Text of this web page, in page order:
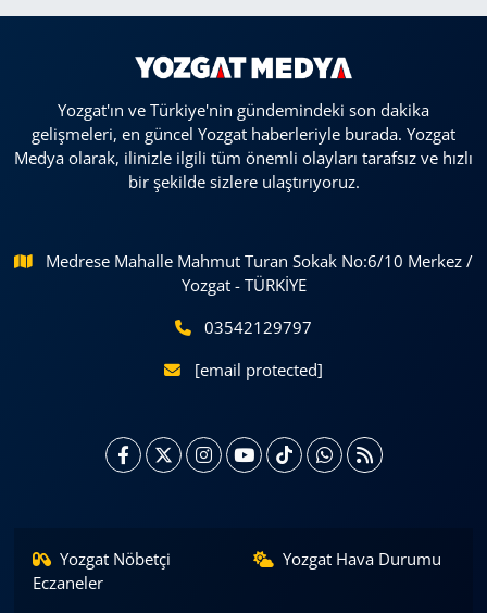
Yozgat'ın ve Türkiye'nin gündemindeki son dakika
gelişmeleri, en güncel Yozgat haberleriyle burada. Yozgat
Medya olarak, ilinizle ilgili tüm önemli olayları tarafsız ve hızlı
bir şekilde sizlere ulaştırıyoruz.
Medrese Mahalle Mahmut Turan Sokak No:6/10 Merkez /
Yozgat - TÜRKİYE
03542129797
[email protected]
Yozgat Nöbetçi
Eczaneler
Yozgat Hava Durumu